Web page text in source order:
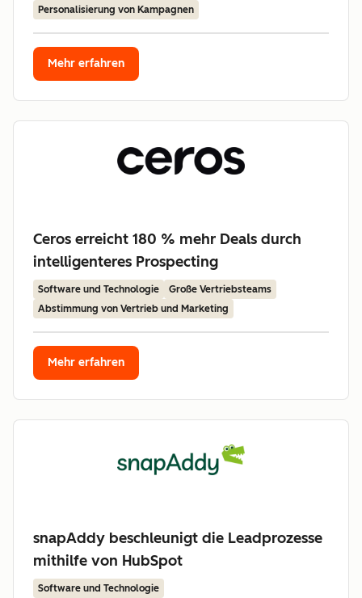
Personalisierung von Kampagnen
Mehr erfahren
Ceros erreicht 180 % mehr Deals durch
intelligenteres Prospecting
Software und Technologie
Große Vertriebsteams
Abstimmung von Vertrieb und Marketing
Mehr erfahren
snapAddy beschleunigt die Leadprozesse
mithilfe von HubSpot
Software und Technologie